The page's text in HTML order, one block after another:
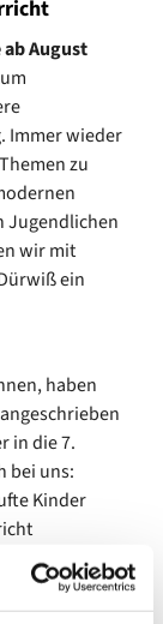
August
Immer wieder
zu
Jugendlichen
wir mit
ein
haben
in die 7.
bei uns:
Kinder
und den